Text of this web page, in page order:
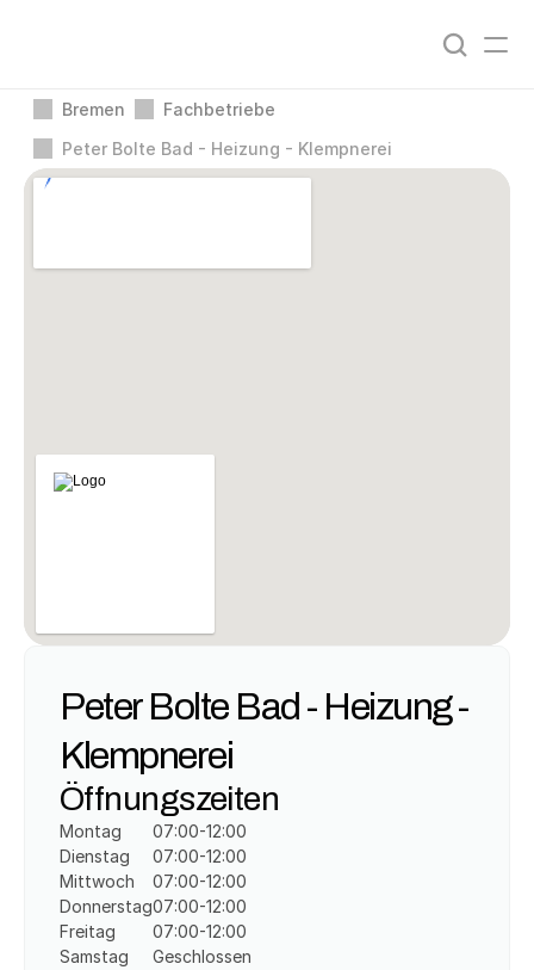
Bremen
Fachbetriebe
Peter Bolte Bad - Heizung - Klempnerei
Peter Bolte Bad - Heizung -
Klempnerei
Öffnungszeiten
Montag
Dienstag
Mittwoch
Donnerstag
Freitag
Samstag
07:00-12:00
07:00-12:00
07:00-12:00
07:00-12:00
07:00-12:00
Geschlossen